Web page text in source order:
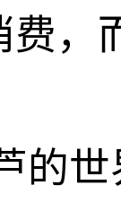
费，
的